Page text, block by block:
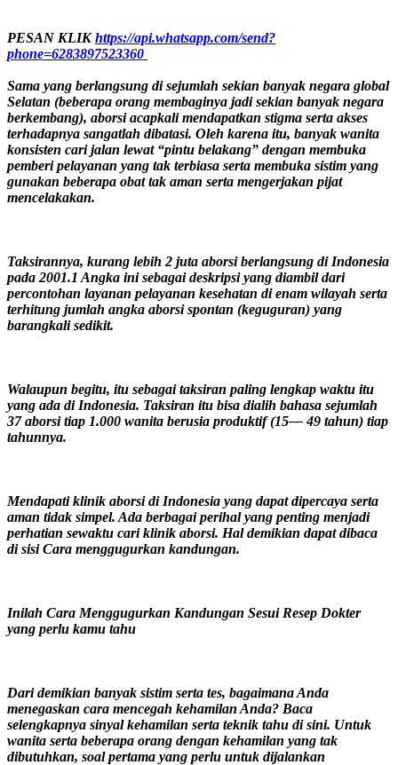
PESAN KLIKhttps://api.whatsapp.com/send?
phone=6283897523360
Sama yang berlangsung di sejumlah sekian banyak negara global
Selatan (beberapa orang membaginya jadi sekian banyak negara
berkembang), aborsi acapkali mendapatkan stigma serta akses
terhadapnya sangatlah dibatasi. Oleh karena itu, banyak wanita
konsisten cari jalan lewat “pintu belakang” dengan membuka
pemberi pelayanan yang tak terbiasa serta membuka sistim yang
gunakan beberapa obat tak aman serta mengerjakan pijat
mencelakakan.
Taksirannya, kurang lebih 2 juta aborsi berlangsung di Indonesia
pada 2001.1 Angka ini sebagai deskripsi yang diambil dari
percontohan layanan pelayanan kesehatan di enam wilayah serta
terhitung jumlah angka aborsi spontan (keguguran) yang
barangkali sedikit.
Walaupun begitu, itu sebagai taksiran paling lengkap waktu itu
yang ada di Indonesia. Taksiran itu bisa dialih bahasa sejumlah
37 aborsi tiap 1.000 wanita berusia produktif (15— 49 tahun) tiap
tahunnya.
Mendapati klinik aborsi di Indonesia yang dapat dipercaya serta
aman tidak simpel. Ada berbagai perihal yang penting menjadi
perhatian sewaktu cari klinik aborsi. Hal demikian dapat dibaca
di sisi Cara menggugurkan kandungan.
Inilah Cara Menggugurkan Kandungan Sesui Resep Dokter
yang perlu kamu tahu
Dari demikian banyak sistim serta tes, bagaimana Anda
menegaskan cara mencegah kehamilan Anda? Baca
selengkapnya sinyal kehamilan serta teknik tahu di sini. Untuk
wanita serta beberapa orang dengan kehamilan yang tak
dibutuhkan, soal pertama yang perlu untuk dijalankan